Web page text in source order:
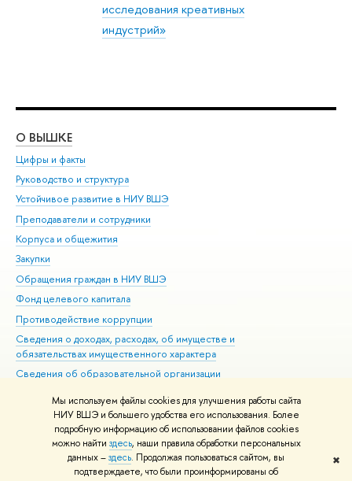
Мы используем файлы cookies для улучшения работы сайта
НИУ ВШЭ и большего удобства его использования. Более
подробную информацию об использовании файлов cookies
можно найти здесь, наши правила обработки персональных
данных –здесь. Продолжая пользоваться сайтом, вы
подтверждаете, что были проинформированы об
✖
исследования креативных
индустрий»
О ВЫШКЕ
Цифры и факты
Руководство и структура
Устойчивое развитие в НИУ ВШЭ
Преподаватели и сотрудники
Корпуса и общежития
Закупки
Обращения граждан в НИУ ВШЭ
Фонд целевого капитала
Противодействие коррупции
Сведения о доходах, расходах, об имуществе и
обязательствах имущественного характера
Сведения об образовательной организации
Людям с ограниченными возможностями здоровья
Единая платежная страница
Работа в Вышке